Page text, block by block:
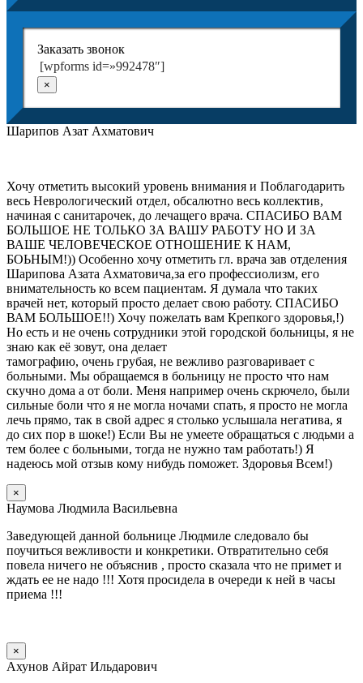
Заказать звонок
[wpforms id=»992478″]
×
Шарипов Азат Ахматович
Хочу отметить высокий уровень внимания и Поблагодарить
весь Неврологический отдел, обсалютно весь коллектив,
начиная с санитарочек, до лечащего врача. СПАСИБО ВАМ
БОЛЬШОЕ НЕ ТОЛЬКО ЗА ВАШУ РАБОТУ НО И ЗА
ВАШЕ ЧЕЛОВЕЧЕСКОЕ ОТНОШЕНИЕ К НАМ,
БОЬНЫМ!)) Особенно хочу отметить гл. врача зав отделения
Шарипова Азата Ахматовича,за его профессиолизм, его
внимательность ко всем пациентам. Я думала что таких
врачей нет, который просто делает свою работу. СПАСИБО
ВАМ БОЛЬШОЕ!!) Хочу пожелать вам Крепкого здоровья,!)
Но есть и не очень сотрудники этой городской больницы, я не
знаю как её зовут, она делает
тамографию, очень грубая, не вежливо разговаривает с
больными. Мы обращаемся в больницу не просто что нам
скучно дома а от боли. Меня например очень скрючело, были
сильные боли что я не могла ночами спать, я просто не могла
лечь прямо, так в свой адрес я столько услышала негатива, я
до сих пор в шоке!) Если Вы не умеете обращаться с людьми а
тем более с больными, тогда не нужно там работать!) Я
надеюсь мой отзыв кому нибудь поможет. Здоровья Всем!)
×
Наумова Людмила Васильевна
Заведующей данной больнице Людмиле следовало бы
поучиться вежливости и конкретики. Отвратительно себя
повела ничего не объяснив , просто сказала что не примет и
ждать ее не надо !!! Хотя просидела в очереди к ней в часы
приема !!!
×
Ахунов Айрат Ильдарович